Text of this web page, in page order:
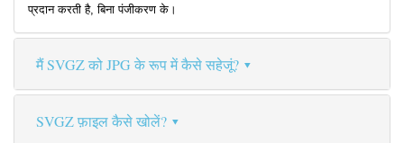
प्रदान करती है, बिना पंजीकरण के।
मैं SVGZ को JPG के रूप में कैसे सहेजूं?
SVGZ फ़ाइल कैसे खोलें?